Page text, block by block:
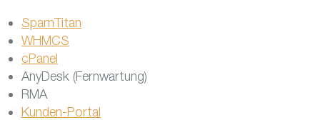
SpamTitan
WHMCS
cPanel
AnyDesk (Fernwartung)
RMA
Kunden-Portal